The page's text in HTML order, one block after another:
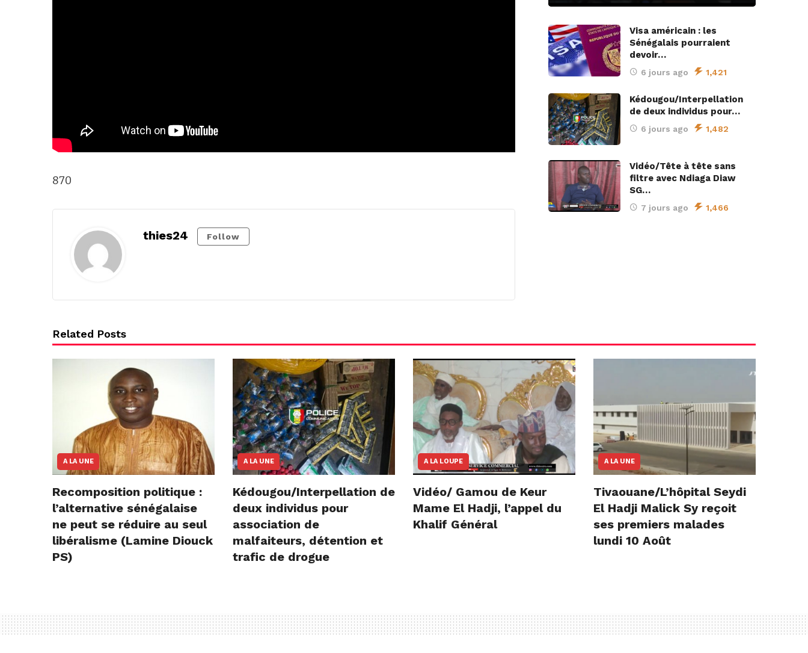
870
thies24 Follow
Visa américain : les
Sénégalais pourraient
devoir…
6 jours ago 1,421
Kédougou/Interpellation
de deux individus pour…
6 jours ago 1,482
Vidéo/Tête à tête sans
filtre avec Ndiaga Diaw
SG…
7 jours ago 1,466
Related Posts
A LA UNE
Recomposition politique :
l’alternative sénégalaise
ne peut se réduire au seul
libéralisme (Lamine Diouck
PS)
A LA UNE
Kédougou/Interpellation de
deux individus pour
association de
malfaiteurs, détention et
trafic de drogue
A LA LOUPE
Vidéo/ Gamou de Keur
Mame El Hadji, l’appel du
Khalif Général
A LA UNE
Tivaouane/L’hôpital Seydi
El Hadji Malick Sy reçoit
ses premiers malades
lundi 10 Août